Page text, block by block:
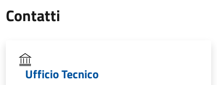
Contatti
Ufficio Tecnico